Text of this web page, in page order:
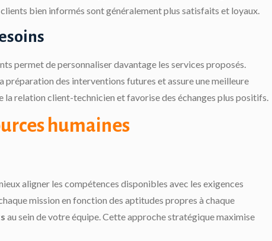
bien informés sont généralement plus satisfaits et loyaux.
permet de personnaliser davantage les services proposés.
des interventions futures et assure une meilleure
la relation client-technicien et favorise des échanges plus positifs.
humaines
aligner les compétences disponibles avec les exigences
mission en fonction des aptitudes propres à chaque
au sein de votre équipe. Cette approche stratégique maximise